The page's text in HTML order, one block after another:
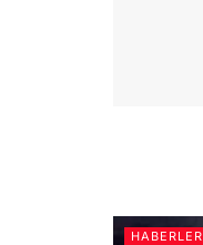
HABERLER